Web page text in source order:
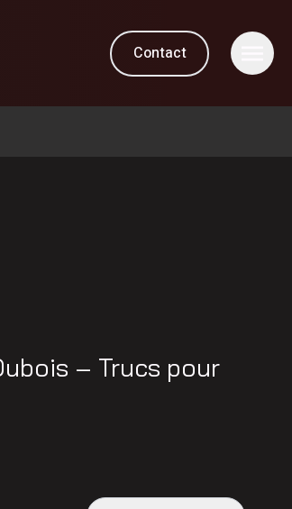
Contact
– Trucs pour